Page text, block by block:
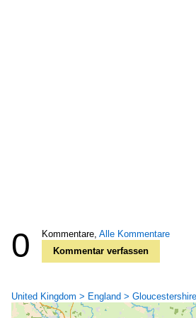
0 Kommentare, Alle Kommentare
Kommentar verfassen
United Kingdom > England >